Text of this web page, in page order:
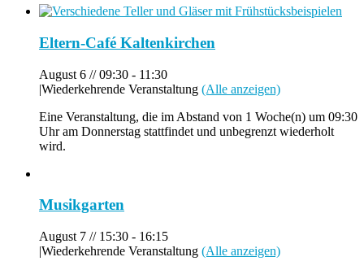
Eltern-Café Kaltenkirchen
August 6 // 09:30 - 11:30
|Wiederkehrende Veranstaltung (Alle anzeigen)
Eine Veranstaltung, die im Abstand von 1 Woche(n) um 09:30
Uhr am Donnerstag stattfindet und unbegrenzt wiederholt
wird.
Musikgarten
August 7 // 15:30 - 16:15
|Wiederkehrende Veranstaltung (Alle anzeigen)